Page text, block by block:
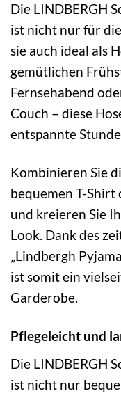
Die LINDBERGH
ist nicht nur für
sie auch ideal als
gemütlichen
Fernsehabend
Couch – diese
entspannte
Kombinieren Sie
bequemen T-Shirt
und kreieren Sie
Look. Dank des
„Lindbergh
ist somit ein
Garderobe.
Pflegeleicht und
Die LINDBERGH
ist nicht nur